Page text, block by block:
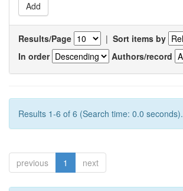
Results/Page | Sort items by
In order
Authors/record
Results 1-6 of 6 (Search time: 0.0 seconds).
previous 1 next